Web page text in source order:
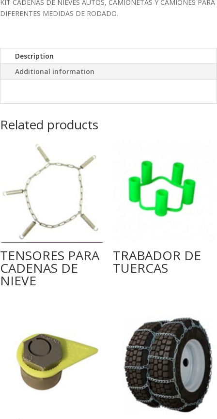
KIT CADENAS DE NIEVES AUTOS, CAMIONETAS Y CAMIONES PARA
DIFERENTES MEDIDAS DE RODADO.
Description
Additional information
Related products
TENSORES PARA
CADENAS DE
NIEVE
TRABADOR DE
TUERCAS